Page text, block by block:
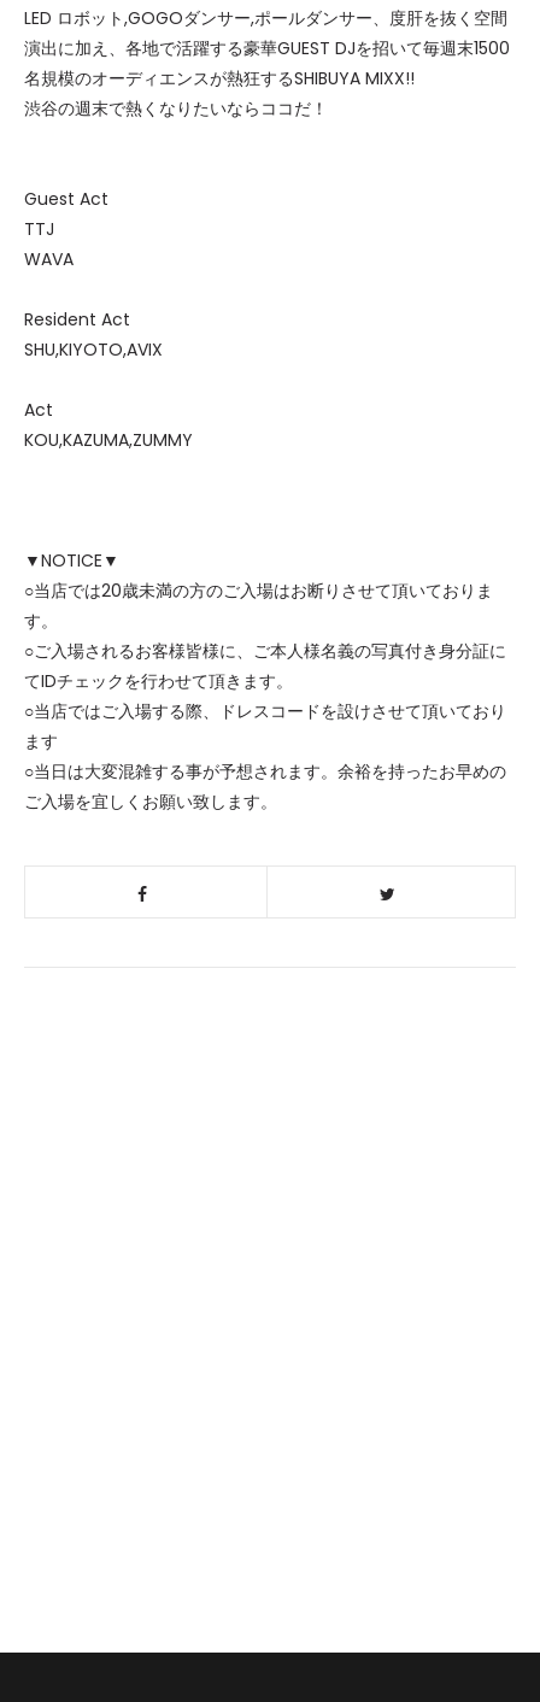
LED ロボット,GOGOダンサー,ポールダンサー、度肝を抜く空間
演出に加え、各地で活躍する豪華GUEST DJを招いて毎週末1500
名規模のオーディエンスが熱狂するSHIBUYA MIXX!!
渋谷の週末で熱くなりたいならココだ！
Guest Act
TTJ
WAVA
Resident Act
SHU,KIYOTO,AVIX
Act
KOU,KAZUMA,ZUMMY
▼NOTICE▼
○当店では20歳未満の方のご入場はお断りさせて頂いておりま
す。
○ご入場されるお客様皆様に、ご本人様名義の写真付き身分証に
てIDチェックを行わせて頂きます。
○当店ではご入場する際、ドレスコードを設けさせて頂いており
ます
○当日は大変混雑する事が予想されます。余裕を持ったお早めの
ご入場を宜しくお願い致します。